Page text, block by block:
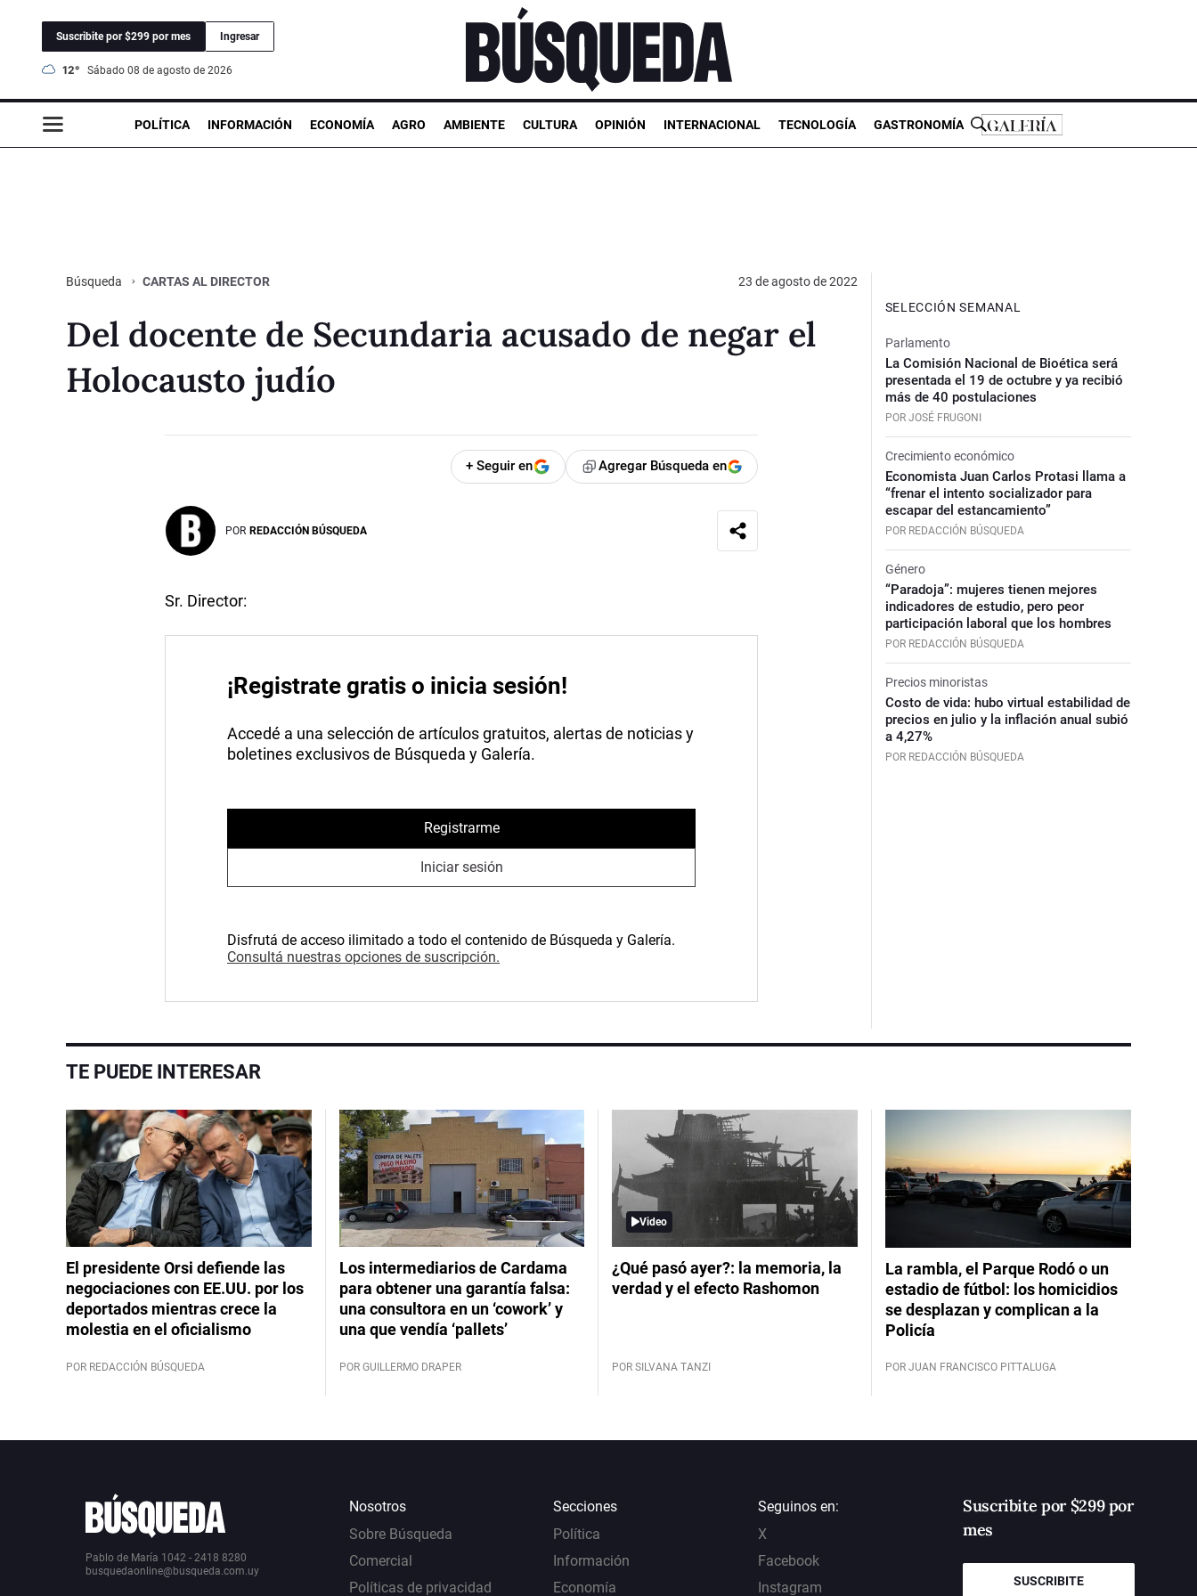
Suscribite por $299 por mes Ingresar
12° sábado 08 de agosto de 2026
POLÍTICA INFORMACIÓN ECONOMÍA AGRO AMBIENTE CULTURA OPINIÓN INTERNACIONAL TECNOLOGÍA GASTRONOMÍA
Búsqueda CARTAS AL DIRECTOR 23 de agosto de 2022
Del docente de Secundaria acusado de negar el
Holocausto judío
+ Seguir en Agregar Búsqueda en
POR REDACCIÓN BÚSQUEDA
Sr. Director:
¡Registrate gratis o inicia sesión!
Accedé a una selección de artículos gratuitos, alertas de noticias y
boletines exclusivos de Búsqueda y Galería.
Registrarme
Iniciar sesión
Disfrutá de acceso ilimitado a todo el contenido de Búsqueda y Galería.
Consultá nuestras opciones de suscripción.
SELECCIÓN SEMANAL
Parlamento
La Comisión Nacional de Bioética será
presentada el 19 de octubre y ya recibió
más de 40 postulaciones
POR JOSÉ FRUGONI
Crecimiento económico
Economista Juan Carlos Protasi llama a
“frenar el intento socializador para
escapar del estancamiento”
POR REDACCIÓN BÚSQUEDA
Género
“Paradoja”: mujeres tienen mejores
indicadores de estudio, pero peor
participación laboral que los hombres
POR REDACCIÓN BÚSQUEDA
Precios minoristas
Costo de vida: hubo virtual estabilidad de
precios en julio y la inflación anual subió
a 4,27%
POR REDACCIÓN BÚSQUEDA
TE PUEDE INTERESAR
El presidente Orsi defiende las
negociaciones con EE.UU. por los
deportados mientras crece la
molestia en el oficialismo
POR REDACCIÓN BÚSQUEDA
Los intermediarios de Cardama
para obtener una garantía falsa:
una consultora en un ‘cowork’ y
una que vendía ‘pallets’
POR GUILLERMO DRAPER
Video
¿Qué pasó ayer?: la memoria, la
verdad y el efecto Rashomon
POR SILVANA TANZI
La rambla, el Parque Rodó o un
estadio de fútbol: los homicidios
se desplazan y complican a la
Policía
POR JUAN FRANCISCO PITTALUGA
Pablo de María 1042 - 2418 8280
busquedaonline@busqueda.com.uy
Nosotros
Sobre Búsqueda
Comercial
Políticas de privacidad
Secciones
Política
Información
Economía
Seguinos en:
X
Facebook
Instagram
Suscribite por $299 por
mes
SUSCRIBITE